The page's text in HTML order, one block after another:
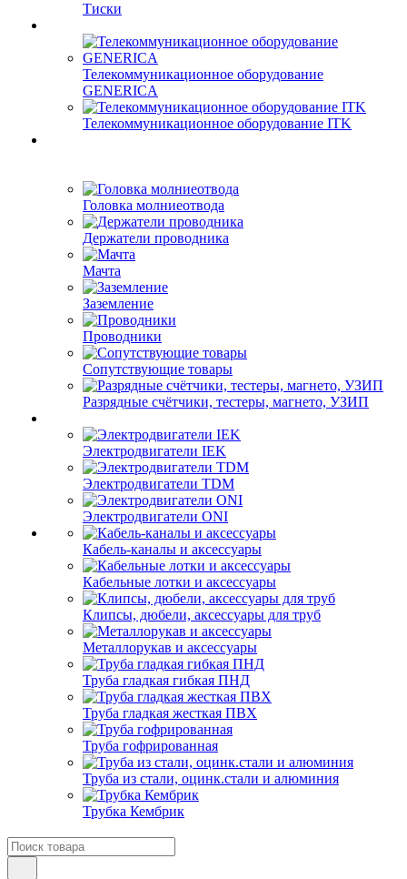
Тиски
Телекоммуникационное оборудование
GENERICA
Телекоммуникационное оборудование ITK
Головка молниеотвода
Держатели проводника
Мачта
Заземление
Проводники
Сопутствующие товары
Разрядные счётчики, тестеры, магнето, УЗИП
Электродвигатели IEK
Электродвигатели TDM
Электродвигатели ONI
Кабель-каналы и аксессуары
Кабельные лотки и аксессуары
Клипсы, дюбели, аксессуары для труб
Металлорукав и аксессуары
Труба гладкая гибкая ПНД
Труба гладкая жесткая ПВХ
Труба гофрированная
Труба из стали, оцинк.стали и алюминия
Трубка Кембрик